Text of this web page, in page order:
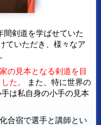
間剣道を学ばせていた
ていただき、様々なア
の見本となる剣道を目
た。
また、特に世界の
は私自身の小手の見本
合宿で選手と講師とい